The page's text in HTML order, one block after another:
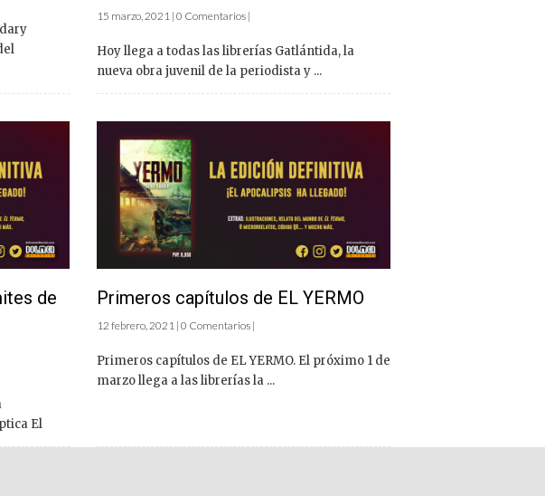
15 marzo, 2021 | 0 Comentarios |
Hoy llega a todas las librerías Gatlántida, la
nueva obra juvenil de la periodista y ...
de
El
Primeros capítulos de EL YERMO
12 febrero, 2021 | 0 Comentarios |
Primeros capítulos de EL YERMO. El próximo 1 de
marzo llega a las librerías la ...